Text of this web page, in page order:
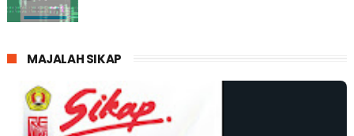
MAJALAH SIKAP